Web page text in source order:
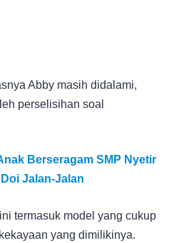
Abby masih didalami,
perselisihan soal
Berseragam SMP Nyetir
Jalan-Jalan
termasuk model yang cukup
yang dimilikinya.